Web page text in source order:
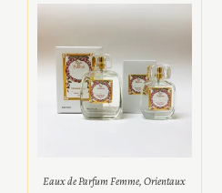
Eaux de Parfum Femme,Orientaux